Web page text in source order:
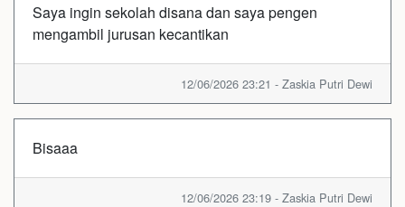
Saya ingin sekolah disana dan saya pengen
mengambil jurusan kecantikan
12/06/2026 23:21 - Zaskia Putri Dewi
Bisaaa
12/06/2026 23:19 - Zaskia Putri Dewi